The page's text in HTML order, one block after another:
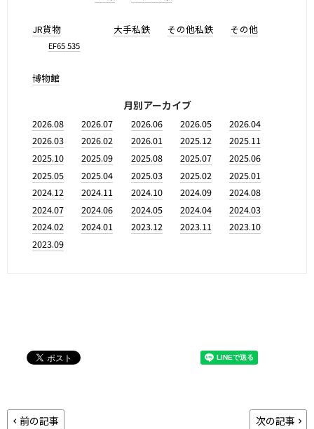
JR貨物
EF65 535
大手私鉄 その他私鉄 その他
博物館
月別アーカイブ
2026.08 2026.07 2026.06 2026.05
2026.04
2026.03
2026.02 2026.01 2025.12
2025.11
2025.10
2025.09 2025.08 2025.07
2025.06
2025.05
2025.04 2025.03 2025.02
2025.01
2024.12
2024.11 2024.10 2024.09
2024.08
2024.07
2024.06 2024.05 2024.04
2024.03
2024.02
2024.01 2023.12 2023.11
2023.10
2023.09
前の記事 次の記事